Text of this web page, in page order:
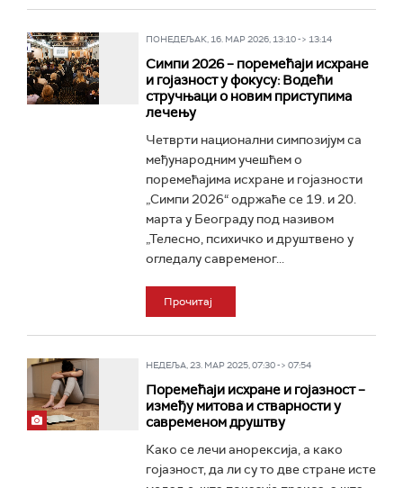
ПОНЕДЕЉАК, 16. МАР 2026, 13:10 -> 13:14
Симпи 2026 – поремећаји исхране
и гојазност у фокусу: Водећи
стручњаци о новим приступима
лечењу
Четврти национални симпозијум са
међународним учешћем о
поремећајима исхране и гојазности
„Симпи 2026“ одржаће се 19. и 20.
марта у Београду под називом
„Телесно, психичко и друштвено у
огледалу савременог...
Прочитај
НЕДЕЉА, 23. МАР 2025, 07:30 -> 07:54
Поремећаји исхране и гојазност –
између митова и стварности у
савременом друштву
Како се лечи анорексија, а како
гојазност, да ли су то две стране исте